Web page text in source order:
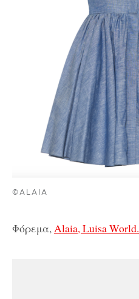
©ALAIA
Φόρεμα,Alaia, Luisa World.